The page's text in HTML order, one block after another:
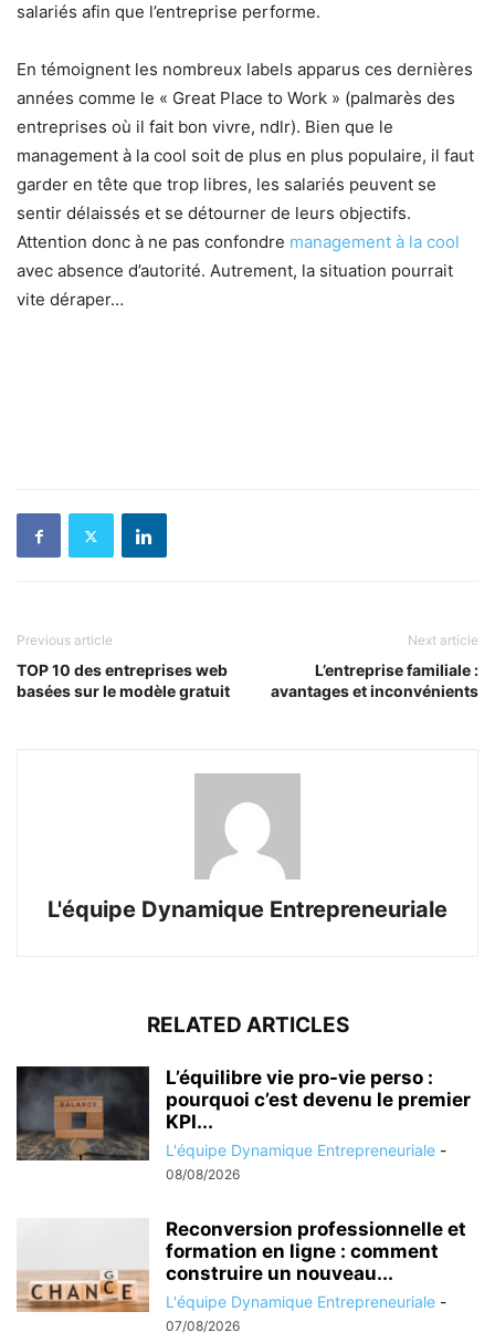
salariés afin que l’entreprise performe.
En témoignent les nombreux labels apparus ces dernières
années comme le « Great Place to Work » (palmarès des
entreprises où il fait bon vivre, ndlr). Bien que le
management à la cool soit de plus en plus populaire, il faut
garder en tête que trop libres, les salariés peuvent se
sentir délaissés et se détourner de leurs objectifs.
Attention donc à ne pas confondre management à la cool
avec absence d’autorité. Autrement, la situation pourrait
vite déraper…
Previous article
TOP 10 des entreprises web
basées sur le modèle gratuit
Next article
L’entreprise familiale :
avantages et inconvénients
L'équipe Dynamique Entrepreneuriale
RELATED ARTICLES
L’équilibre vie pro-vie perso :
pourquoi c’est devenu le premier
KPI...
L'équipe Dynamique Entrepreneuriale -
08/08/2026
Reconversion professionnelle et
formation en ligne : comment
construire un nouveau...
L'équipe Dynamique Entrepreneuriale -
07/08/2026